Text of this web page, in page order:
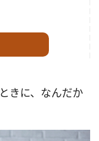
きに、なんだか